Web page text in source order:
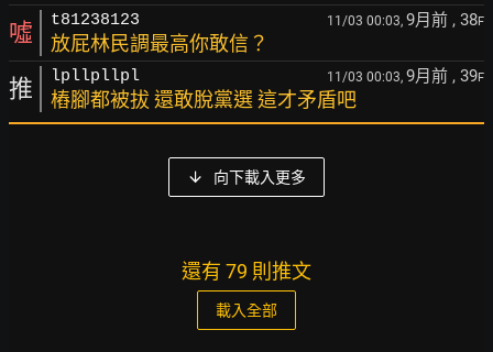
噓 t81238123 11/03 00:03, 9月前 , 38F
放屁林民調最高你敢信？
推 lpllpllpl 11/03 00:03, 9月前 , 39F
樁腳都被拔 還敢脫黨選 這才矛盾吧
向下載入更多
還有 79 則推文
載入全部